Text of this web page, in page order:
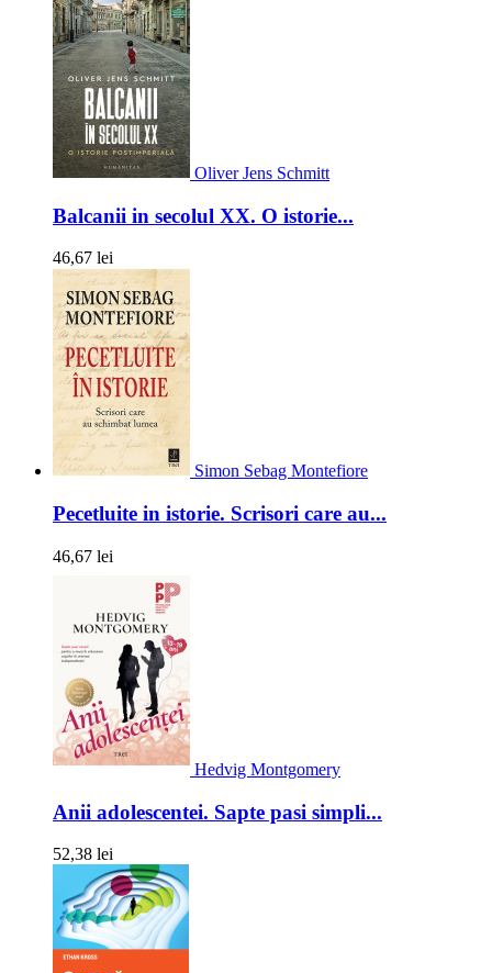
Oliver Jens Schmitt
Balcanii in secolul XX. O istorie...
46,67 lei
Simon Sebag Montefiore
Pecetluite in istorie. Scrisori care au...
46,67 lei
Hedvig Montgomery
Anii adolescentei. Sapte pasi simpli...
52,38 lei